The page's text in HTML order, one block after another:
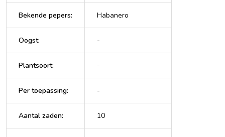
Bekende pepers: Habanero
Oogst: -
Plantsoort: -
Per toepassing: -
Aantal zaden: 10